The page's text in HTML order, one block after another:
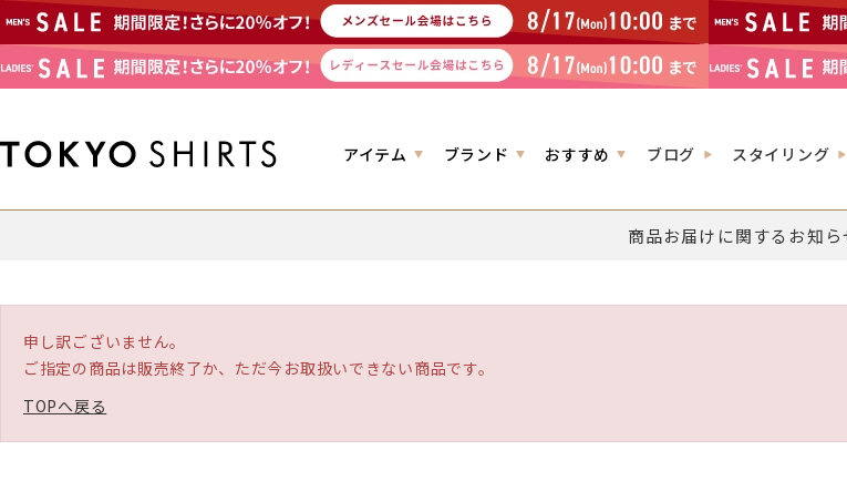
アイテム ブランド おすすめ ブログ スタイリング
商品お届けに関するお知ら
申し訳ございません。
ご指定の商品は販売終了か、ただ今お取扱いできない商品です。
TOPへ戻る